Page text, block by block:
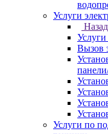
Услуги
Назад
Услуги
Вызов
Услуги по